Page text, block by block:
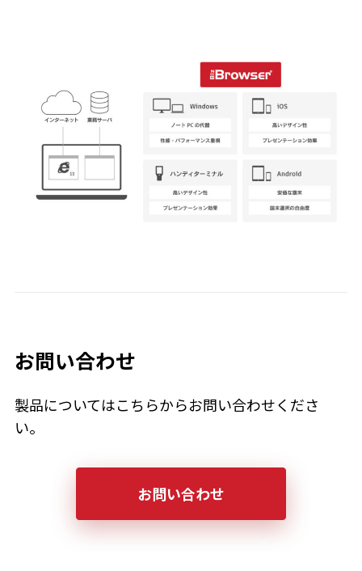
お問い合わせ
製品についてはこちらからお問い合わせくださ
い。
お問い合わせ